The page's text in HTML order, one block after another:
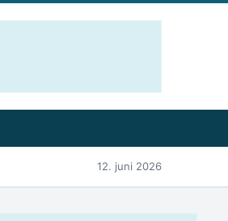
12. juni 2026